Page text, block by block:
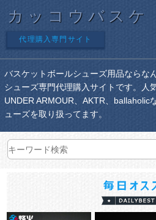
カッコウバスケ
代理購入専門サイト
バスケットボールシューズ用品ならな
シューズ専門代理購入サイトです。人
UNDER ARMOUR、AKTR、ballaholic
ューズを取り扱ってます。